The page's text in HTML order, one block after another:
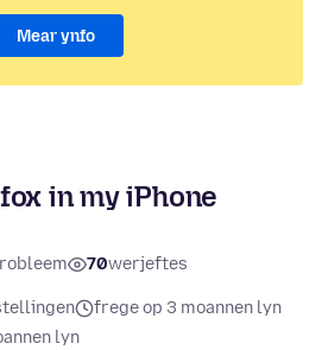
Mear ynfo
in my iPhone
70werjeftes
frege op 3 moannen lyn
lyn